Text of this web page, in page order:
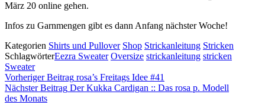
März 20 online gehen.⁠
Infos zu Garnmengen gibt es dann Anfang nächster Woche!⁠
Kategorien Shirts und Pullover Shop Strickanleitung Stricken
SchlagwörterEezra Sweater Oversize strickanleitung stricken
Sweater
Beitragsnavigation
Vorheriger Beitrag rosa’s Freitags Idee #41
Beitrag
Nächster Beitrag Der Kukka Cardigan :: Das rosa p. Modell
des MonatsNächster